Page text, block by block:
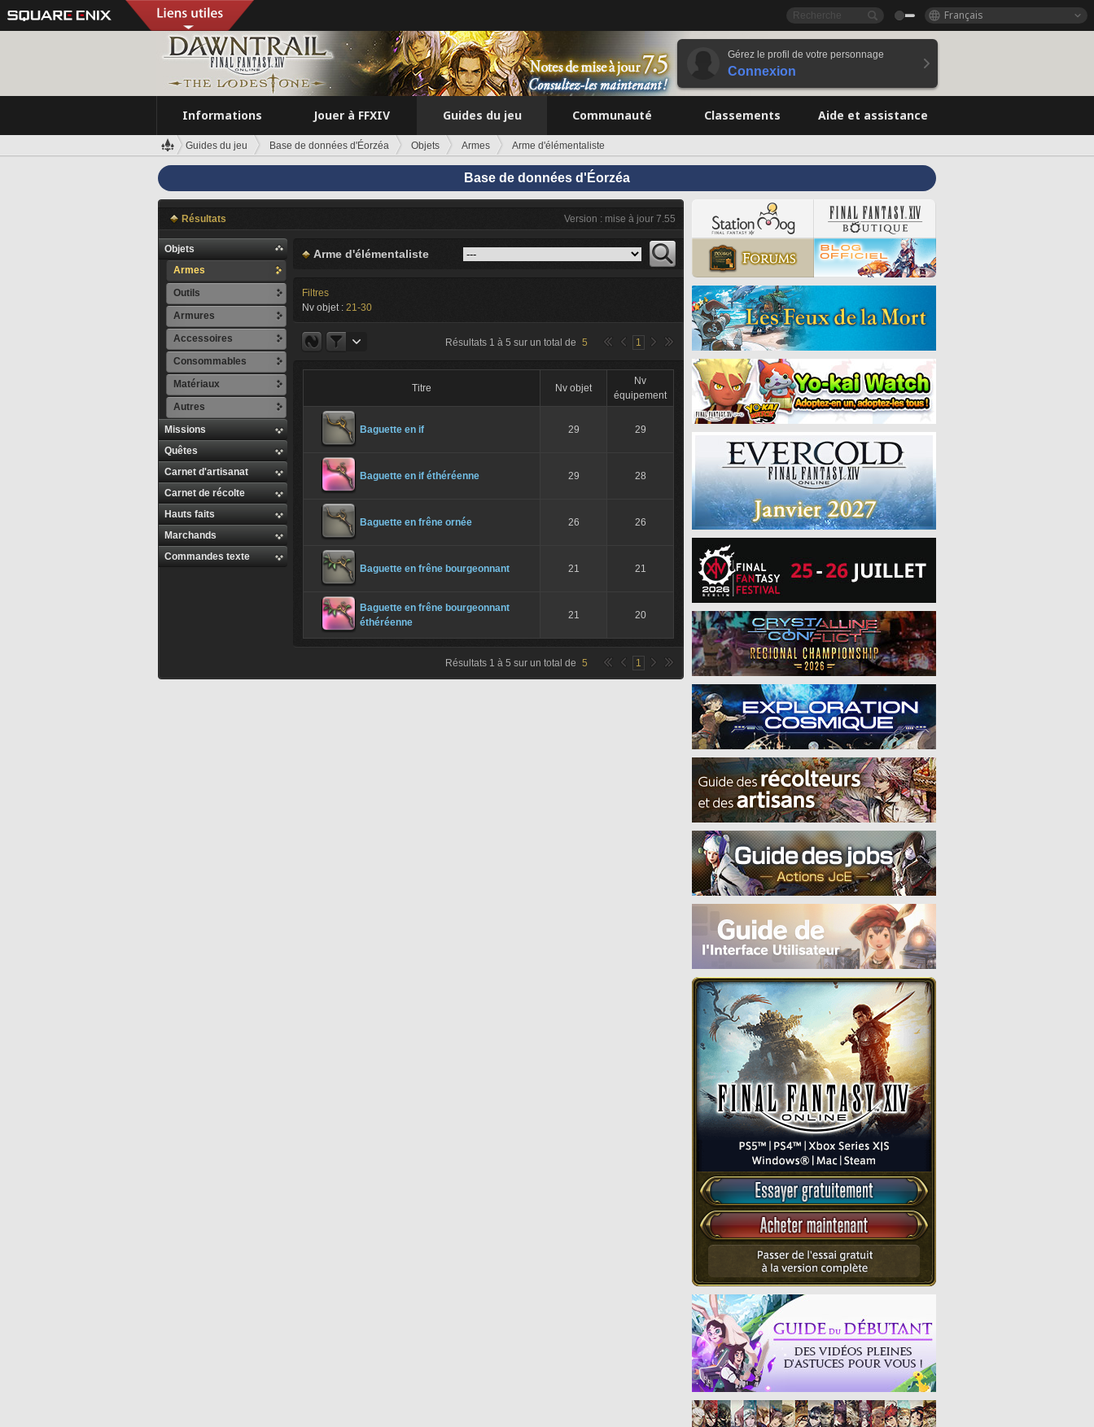
Français
Gérez le profil de votre personnage
Connexion
Informations Jouer à FFXIV Guides du jeu Communauté Classements Aide et assistance
Guides du jeu Base de données d'Éorzéa Objets Armes Arme d'élémentaliste
Base de données d'Éorzéa
Résultats Version : mise à jour 7.55
Objets
Armes
Outils
Armures
Accessoires
Consommables
Matériaux
Autres
Missions
Quêtes
Carnet d'artisanat
Carnet de récolte
Hauts faits
Marchands
Commandes texte
Arme d'élémentaliste
Filtres
Nv objet : 21-30
Résultats 1 à 5 sur un total de 5 1
Titre Nv objet
Nv
équipement
Baguette en if 29 29
Baguette en if éthéréenne 29 28
Baguette en frêne ornée 26 26
Baguette en frêne bourgeonnant 21 21
Baguette en frêne bourgeonnant
éthéréenne
21 20
Résultats 1 à 5 sur un total de 5 1